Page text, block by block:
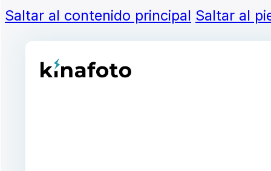
Saltar al contenido principal Saltar al